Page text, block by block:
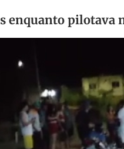
enquanto pilotava